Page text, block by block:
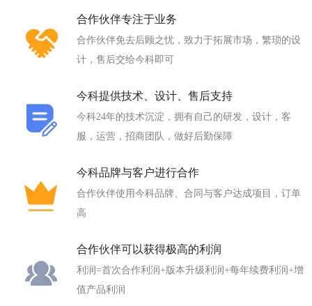
合作伙伴专注于业务
合作伙伴免去后顾之忧，致力于拓展市场，繁琐的设
计，售后交给今科即可
今科提供技术、设计、售后支持
今科24年的技术沉淀，拥有自己的研发，设计，客
服，运营，招商团队，做好后勤保障
今科品牌与客户进行合作
合作伙伴使用今科品牌、合同与客户达成项目，订单
高
合作伙伴可以获得极高的利润
利润=首次合作利润+版本升级利润+每年续费利润+增
值产品利润